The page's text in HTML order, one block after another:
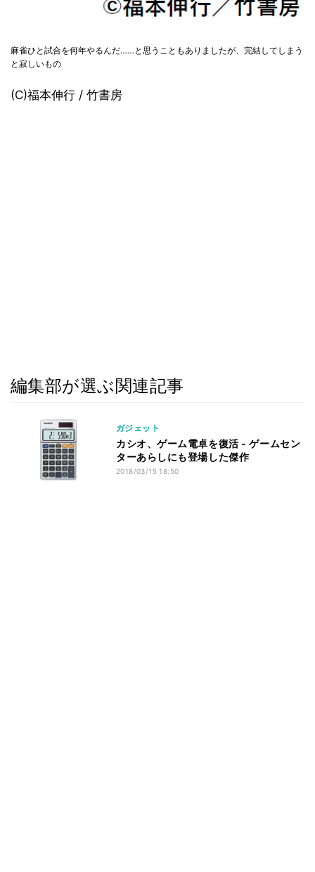
麻雀ひと試合を何年やるんだ……と思うこともありましたが、完結してしまう
と寂しいもの
(C)福本伸行 / 竹書房
編集部が選ぶ関連記事
ガジェット
カシオ、ゲーム電卓を復活 - ゲームセン
ターあらしにも登場した傑作
2018/03/15 18:50